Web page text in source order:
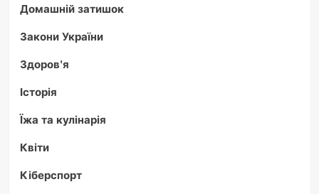
Домашній затишок
Закони України
Здоров'я
Історія
Їжа та кулінарія
Квіти
Кіберспорт